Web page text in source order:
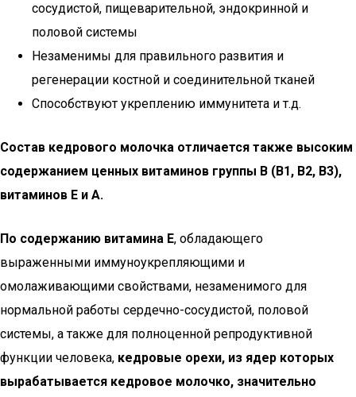
сосудистой, пищеварительной, эндокринной и
половой системы
Незаменимы для правильного развития и
регенерации костной и соединительной тканей
Способствуют укреплению иммунитета и т.д.
Состав кедрового молочка отличается также высоким
содержанием ценных витаминов группы B (B1, B2, B3),
витаминов Е и А.
По содержанию витамина Е, обладающего
выраженными иммуноукрепляющими и
омолаживающими свойствами, незаменимого для
нормальной работы сердечно-сосудистой, половой
системы, а также для полноценной репродуктивной
функции человека, кедровые орехи, из ядер которых
вырабатывается кедровое молочко, значительно